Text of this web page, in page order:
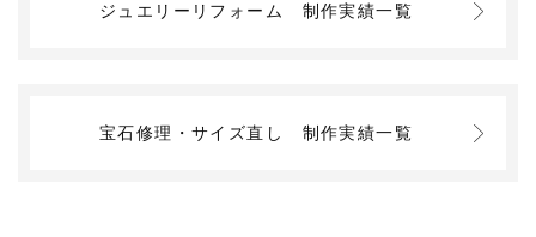
ジュエリーリフォーム 制作実績一覧
宝石修理・サイズ直し 制作実績一覧